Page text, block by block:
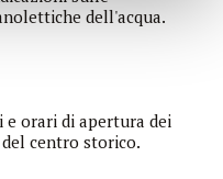
dell'acqua.
e orari di apertura dei
centro storico.